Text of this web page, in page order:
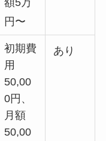
円〜
初期費
用
50,00
0円、
月額
50,00
あり